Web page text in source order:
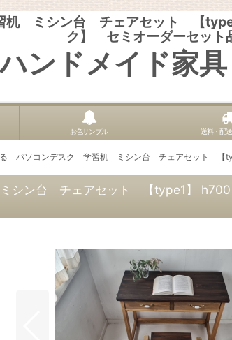
机 ミシン台 チェアセット 【
ク】 セミオーダーセッ
ンドメイド家
お色サンプル 送料・配
る パソコンデスク 学習机 ミシン台 チェアセット 【
シン台 チェアセット 【type1】